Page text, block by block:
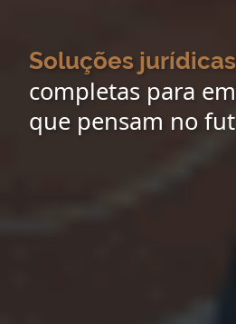
Soluções jurídicas
completas para
que pensam no